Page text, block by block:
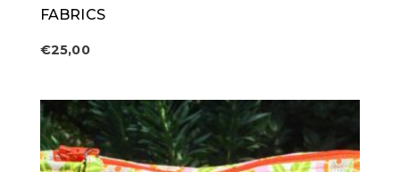
FABRICS
€25,00